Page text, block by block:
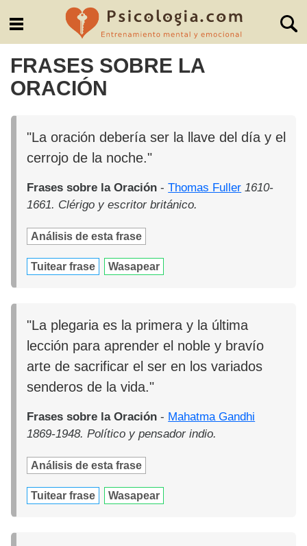
FRASES SOBRE LA
ORACIÓN
"La oración debería ser la llave del día y el
cerrojo de la noche."
Frases sobre la Oración -Thomas Fuller 1610-
1661. Clérigo y escritor británico.
Análisis de esta frase
Tuitear frase Wasapear
"La plegaria es la primera y la última
lección para aprender el noble y bravío
arte de sacrificar el ser en los variados
senderos de la vida."
Frases sobre la Oración - Mahatma Gandhi
1869-1948. Político y pensador indio.
Análisis de esta frase
Tuitear frase Wasapear